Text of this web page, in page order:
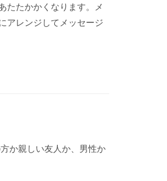
たたかかくなります。メ
アレンジしてメッセージ
か親しい友人か、男性か